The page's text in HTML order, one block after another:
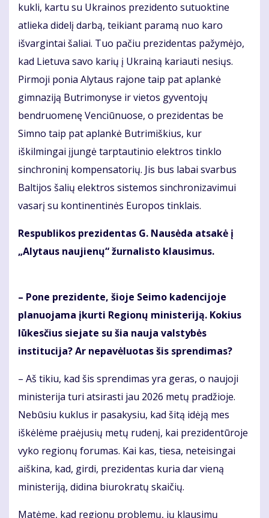
kukli, kartu su Ukrainos prezidento sutuoktine
atlieka didelį darbą, teikiant paramą nuo karo
išvargintai šaliai. Tuo pačiu prezidentas pažymėjo,
kad Lietuva savo karių į Ukrainą kariauti nesiųs.
Pirmoji ponia Alytaus rajone taip pat aplankė
gimnaziją Butrimonyse ir vietos gyventojų
bendruomenę Venciūnuose, o prezidentas be
Simno taip pat aplankė Butrimiškius, kur
iškilmingai įjungė tarptautinio elektros tinklo
sinchroninį kompensatorių. Jis bus labai svarbus
Baltijos šalių elektros sistemos sinchronizavimui
vasarį su kontinentinės Europos tinklais.
Respublikos prezidentas G. Nausėda atsakė į
„Alytaus naujienų“ žurnalisto klausimus.
– Pone prezidente, šioje Seimo kadencijoje
planuojama įkurti Regionų ministeriją. Kokius
lūkesčius siejate su šia nauja valstybės
institucija? Ar nepavėluotas šis sprendimas?
– Aš tikiu, kad šis sprendimas yra geras, o naujoji
ministerija turi atsirasti jau 2026 metų pradžioje.
Nebūsiu kuklus ir pasakysiu, kad šitą idėją mes
iškėlėme praėjusių metų rudenį, kai prezidentūroje
vyko regionų forumas. Kai kas, tiesa, neteisingai
aiškina, kad, girdi, prezidentas kuria dar vieną
ministeriją, didina biurokratų skaičių.
Matėme, kad regionų problemų, jų klausimų